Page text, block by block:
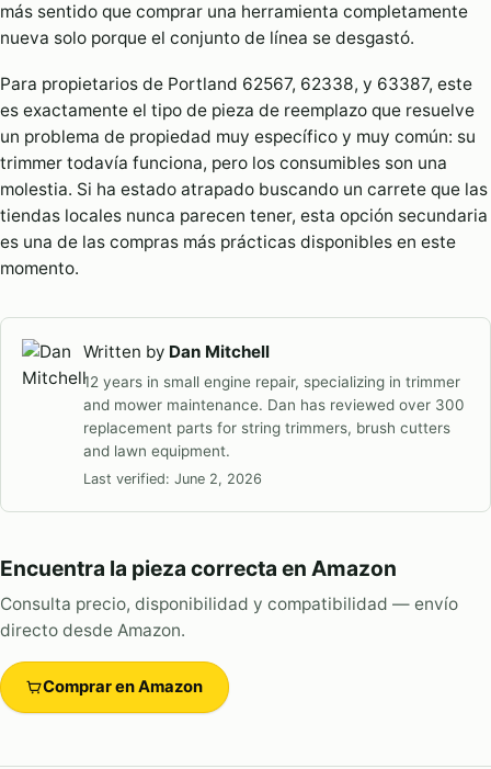
más sentido que comprar una herramienta completamente
nueva solo porque el conjunto de línea se desgastó.
Para propietarios de Portland 62567, 62338, y 63387, este
es exactamente el tipo de pieza de reemplazo que resuelve
un problema de propiedad muy específico y muy común: su
trimmer todavía funciona, pero los consumibles son una
molestia. Si ha estado atrapado buscando un carrete que las
tiendas locales nunca parecen tener, esta opción secundaria
es una de las compras más prácticas disponibles en este
momento.
Written by Dan Mitchell
12 years in small engine repair, specializing in trimmer
and mower maintenance. Dan has reviewed over 300
replacement parts for string trimmers, brush cutters
and lawn equipment.
Last verified:June 2, 2026
Encuentra la pieza correcta en Amazon
Consulta precio, disponibilidad y compatibilidad — envío
directo desde Amazon.
Comprar en Amazon